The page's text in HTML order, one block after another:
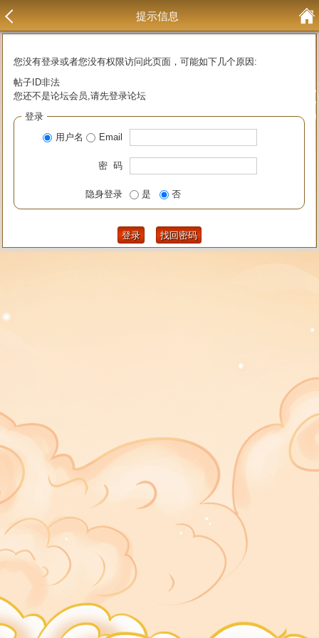
提示信息
您没有登录或者您没有权限访问此页面，可能如下几个原因:
帖子ID非法
您还不是论坛会员,请先登录论坛
登录
用户名
Email
密 码
隐身登录 是 否